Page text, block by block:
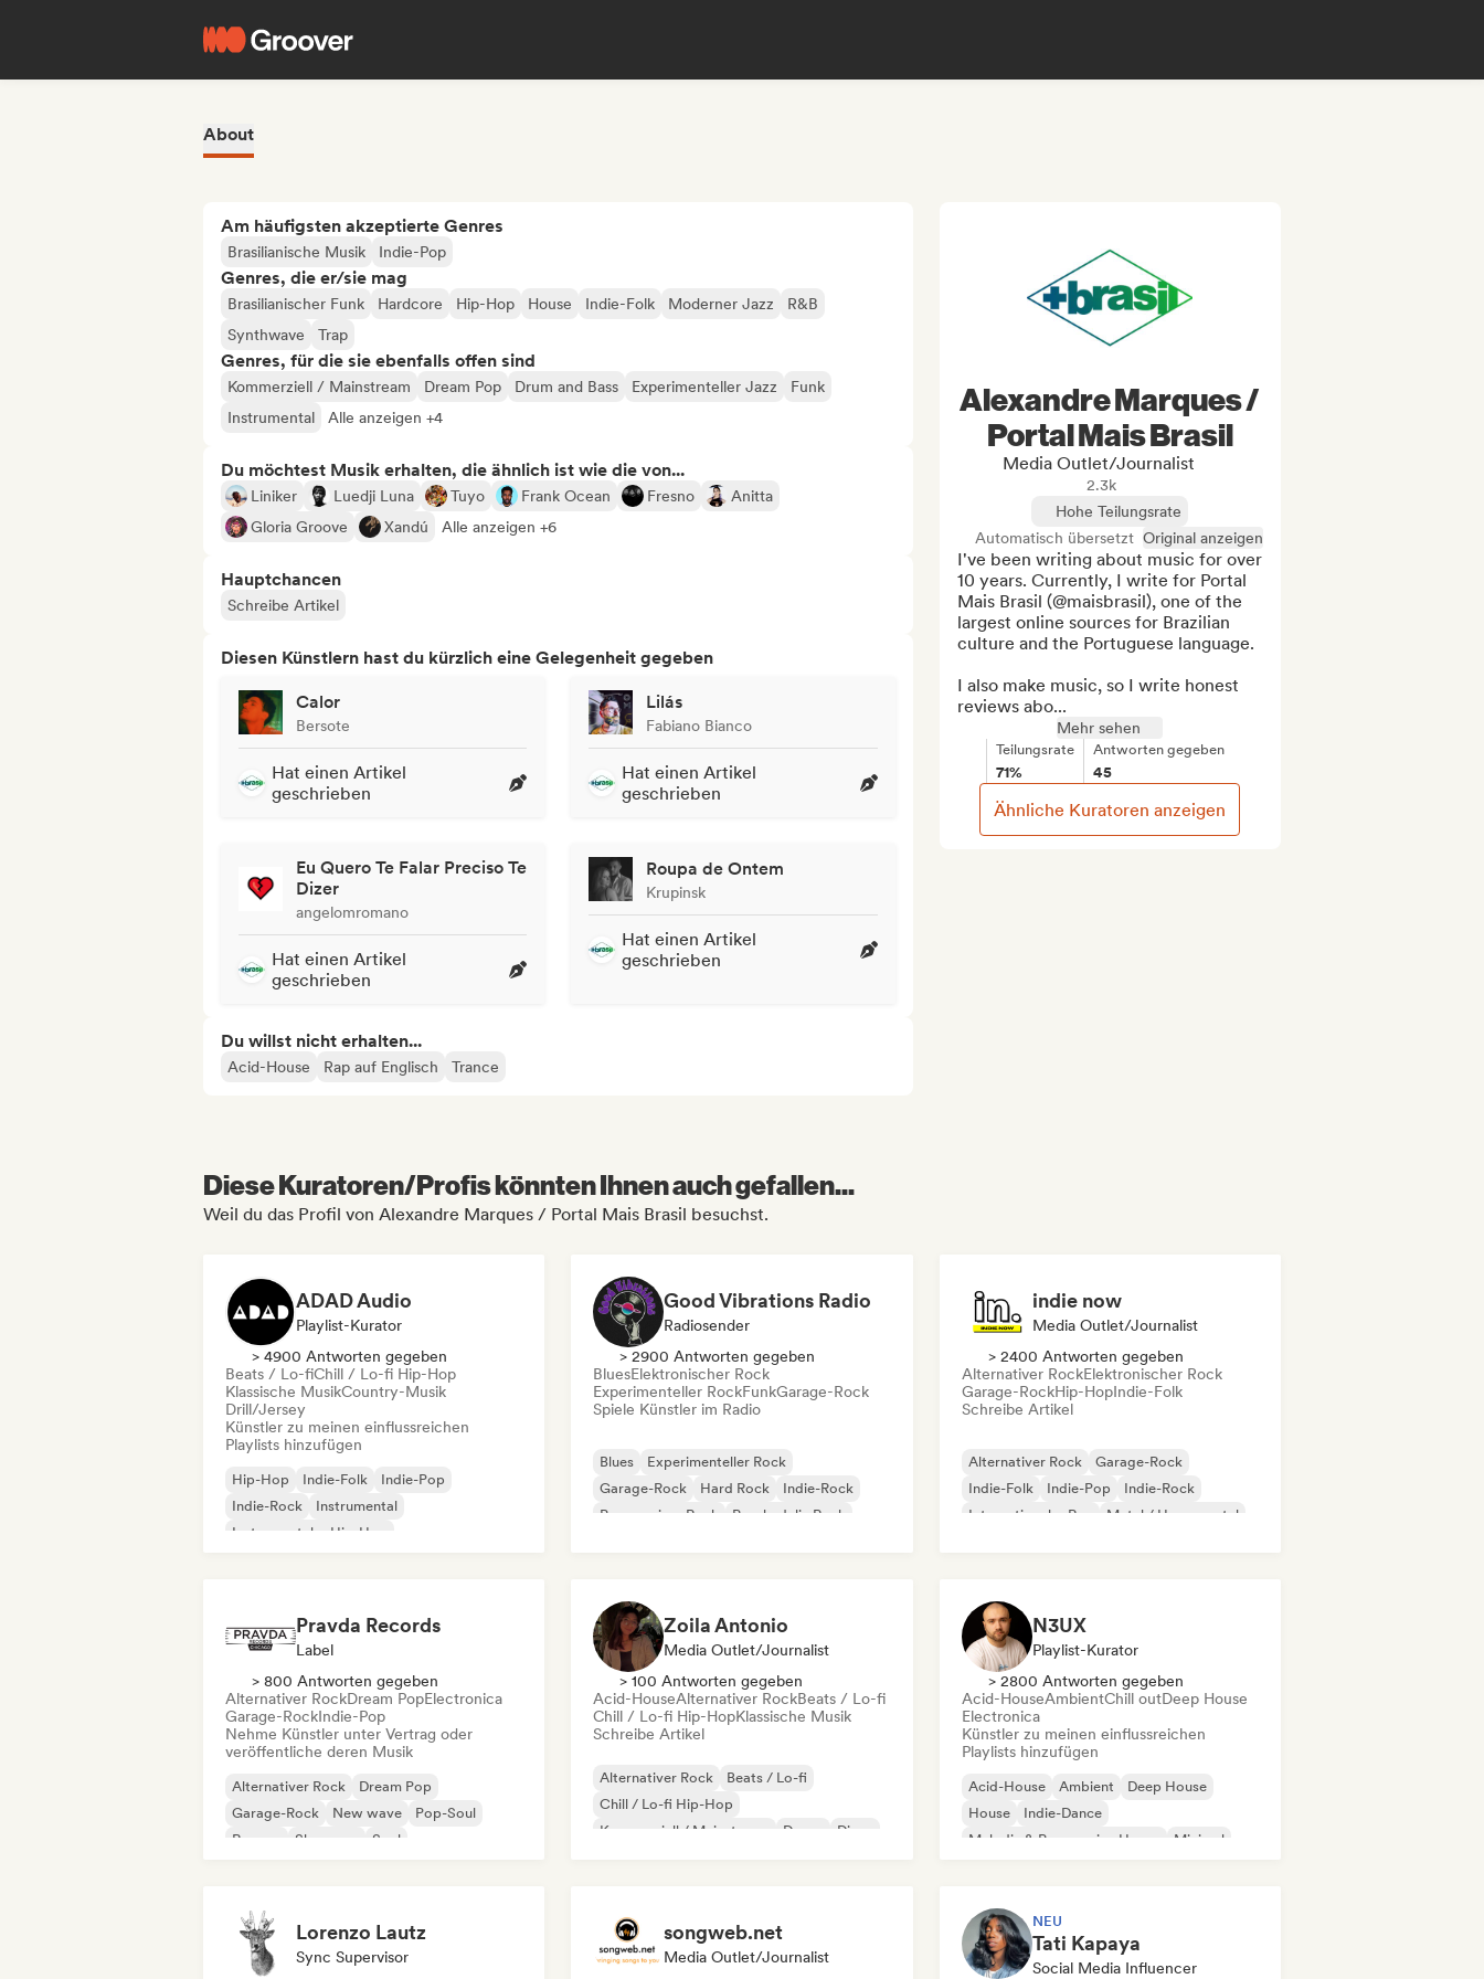
About
Am häufigsten akzeptierte Genres
Brasilianische Musik Indie-Pop
Genres, die er/sie mag
Brasilianischer Funk Hardcore Hip-Hop House Indie-Folk Moderner Jazz
R&B
Synthwave
Trap
Genres, für die sie ebenfalls offen sind
Kommerziell / Mainstream Dream Pop Drum and Bass Experimenteller Jazz
Funk
Instrumental
Alle anzeigen +4
Du möchtest Musik erhalten, die ähnlich ist wie die von...
Liniker Luedji Luna Tuyo Frank Ocean Fresno
Anitta
Gloria Groove
Xandú Alle anzeigen +6
Hauptchancen
Schreibe Artikel
Diesen Künstlern hast du kürzlich eine Gelegenheit gegeben
Calor
Bersote
Hat einen Artikel
geschrieben
Lilás
Fabiano Bianco
Hat einen Artikel
geschrieben
Eu Quero Te Falar Preciso Te
Dizer
angelomromano
Hat einen Artikel
geschrieben
Roupa de Ontem
Krupinsk
Hat einen Artikel
geschrieben
Du willst nicht erhalten...
Acid-House Rap auf Englisch Trance
Alexandre Marques /
Portal Mais Brasil
Media Outlet/Journalist
2.3k
Hohe Teilungsrate
Automatisch übersetzt Original anzeigen
I've been writing about music for over
10 years. Currently, I write for Portal
Mais Brasil (@maisbrasil), one of the
largest online sources for Brazilian
culture and the Portuguese language.
I also make music, so I write honest
reviews abo...
Mehr sehen
Teilungsrate
71%
Antworten gegeben
45
Ähnliche Kuratoren anzeigen
Diese Kuratoren/Profis könnten Ihnen auch gefallen...
Weil du das Profil von Alexandre Marques / Portal Mais Brasil besuchst.
ADAD Audio
Playlist-Kurator
> 4900 Antworten gegeben
Beats / Lo-fiChill / Lo-fi Hip-Hop
Klassische MusikCountry-Musik
Drill/Jersey
Künstler zu meinen einflussreichen
Playlists hinzufügen
Hip-Hop Indie-Folk
Indie-Pop
Indie-Rock
Instrumental
Instrumentaler Hip-Hop
Good Vibrations Radio
Radiosender
> 2900 Antworten gegeben
BluesElektronischer Rock
Experimenteller RockFunkGarage-Rock
Spiele Künstler im Radio
Blues
Experimenteller Rock
Garage-Rock
Hard Rock
Indie-Rock
Progressiver Rock
Psychedelic Rock
indie now
Media Outlet/Journalist
> 2400 Antworten gegeben
Alternativer RockElektronischer Rock
Garage-RockHip-HopIndie-Folk
Schreibe Artikel
Alternativer Rock
Garage-Rock
Indie-Folk
Indie-Pop
Indie-Rock
Internationaler Rap
Metal / Heavy metal
Pravda Records
Label
> 800 Antworten gegeben
Alternativer RockDream PopElectronica
Garage-RockIndie-Pop
Nehme Künstler unter Vertrag oder
veröffentliche deren Musik
Alternativer Rock
Dream Pop
Garage-Rock
New wave
Pop-Soul
Reggae
Shoegaze Soul
Zoila Antonio
Media Outlet/Journalist
> 100 Antworten gegeben
Acid-HouseAlternativer RockBeats / Lo-fi
Chill / Lo-fi Hip-HopKlassische Musik
Schreibe Artikel
Alternativer Rock
Beats / Lo-fi
Chill / Lo-fi Hip-Hop
Kommerziell / Mainstream
Dance
Disco
N3UX
Playlist-Kurator
> 2800 Antworten gegeben
Acid-HouseAmbientChill outDeep House
Electronica
Künstler zu meinen einflussreichen
Playlists hinzufügen
Acid-House Ambient
Deep House
House
Indie-Dance
Melodic & Progressive House
Minimal
Lorenzo Lautz
Sync Supervisor
songweb.net
Media Outlet/Journalist
NEU
Tati Kapaya
Social Media Influencer